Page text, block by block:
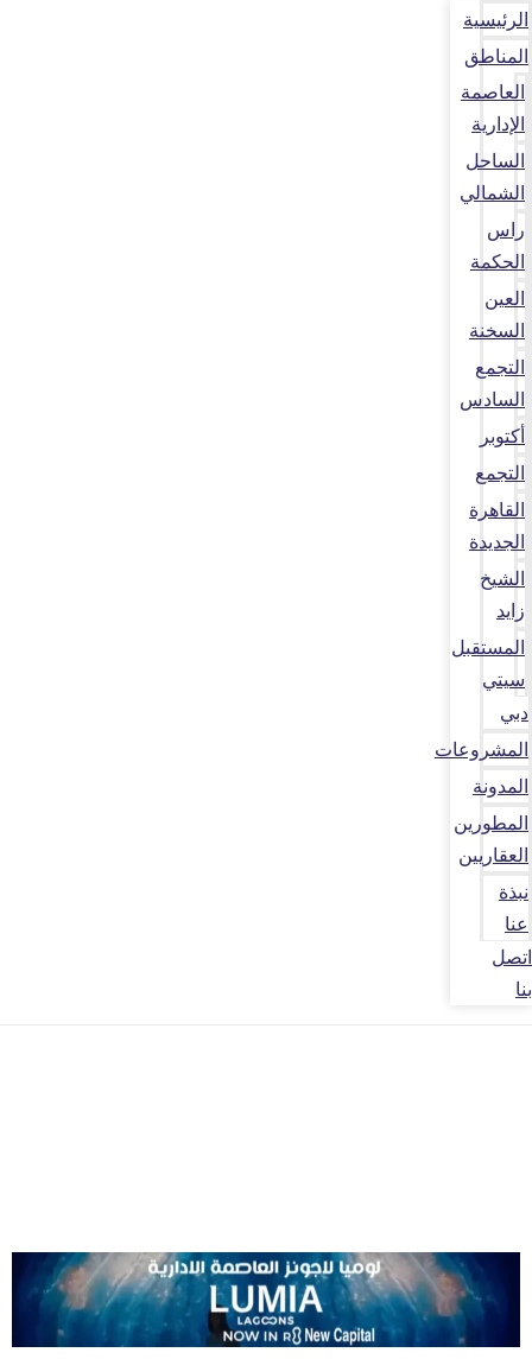
الرئيسية
المناطق
العاصمة
الإدارية
الساحل
الشمالي
راس
الحكمة
العين
السخنة
التجمع
السادس
أكتوبر
التجمع
القاهرة
الجديدة
الشيخ
زايد
المستقبل
سيتي
دبي
المشروعات
المدونة
المطورين
العقاريين
نبذة
عنا
اتصل
بنا